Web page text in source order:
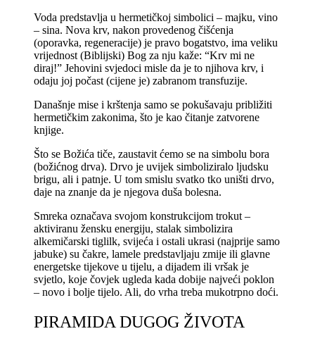
Voda predstavlja u hermetičkoj simbolici – majku, vino
– sina. Nova krv, nakon provedenog čišćenja
(oporavka, regeneracije) je pravo bogatstvo, ima veliku
vrijednost (Biblijski) Bog za nju kaže: “Krv mi ne
diraj!” Jehovini svjedoci misle da je to njihova krv, i
odaju joj počast (cijene je) zabranom transfuzije.
Današnje mise i krštenja samo se pokušavaju približiti
hermetičkim zakonima, što je kao čitanje zatvorene
knjige.
Što se Božića tiče, zaustavit ćemo se na simbolu bora
(božićnog drva). Drvo je uvijek simboliziralo ljudsku
brigu, ali i patnje. U tom smislu svatko tko uništi drvo,
daje na znanje da je njegova duša bolesna.
Smreka označava svojom konstrukcijom trokut –
aktiviranu žensku energiju, stalak simbolizira
alkemičarski tiglilk, svijeća i ostali ukrasi (najprije samo
jabuke) su čakre, lamele predstavljaju zmije ili glavne
energetske tijekove u tijelu, a dijadem ili vršak je
svjetlo, koje čovjek ugleda kada dobije najveći poklon
– novo i bolje tijelo. Ali, do vrha treba mukotrpno doći.
PIRAMIDA DUGOG ŽIVOTA